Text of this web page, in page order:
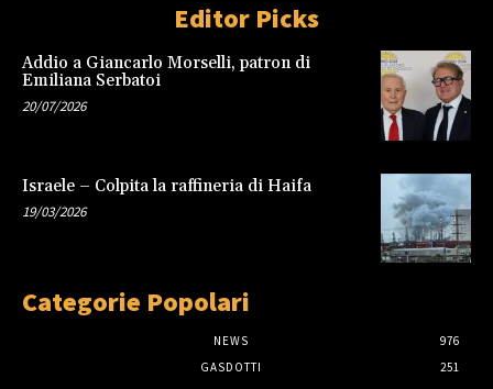
Editor Picks
Addio a Giancarlo Morselli, patron di
Emiliana Serbatoi
20/07/2026
Israele – Colpita la raffineria di Haifa
19/03/2026
Categorie Popolari
NEWS
976
GASDOTTI
251